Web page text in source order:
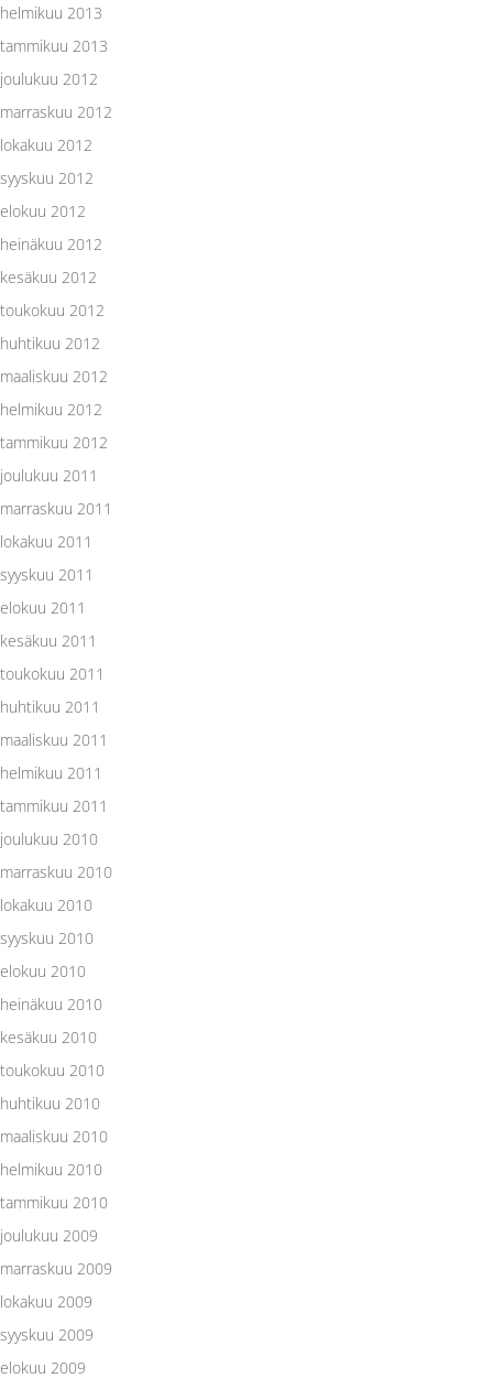
helmikuu 2013
tammikuu 2013
joulukuu 2012
marraskuu 2012
lokakuu 2012
syyskuu 2012
elokuu 2012
heinäkuu 2012
kesäkuu 2012
toukokuu 2012
huhtikuu 2012
maaliskuu 2012
helmikuu 2012
tammikuu 2012
joulukuu 2011
marraskuu 2011
lokakuu 2011
syyskuu 2011
elokuu 2011
kesäkuu 2011
toukokuu 2011
huhtikuu 2011
maaliskuu 2011
helmikuu 2011
tammikuu 2011
joulukuu 2010
marraskuu 2010
lokakuu 2010
syyskuu 2010
elokuu 2010
heinäkuu 2010
kesäkuu 2010
toukokuu 2010
huhtikuu 2010
maaliskuu 2010
helmikuu 2010
tammikuu 2010
joulukuu 2009
marraskuu 2009
lokakuu 2009
syyskuu 2009
elokuu 2009